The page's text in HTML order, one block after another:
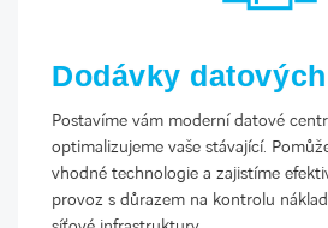
Dodávky
Postavíme vám moderní datové
optimalizujeme vaše stávající.
vhodné technologie a zajistíme
provoz s důrazem na kontrolu